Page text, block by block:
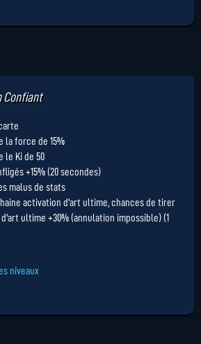
Confiant
la force de 15%
le Ki de 50
+15% (20 secondes)
malus de stats
activation d'art ultime, chances de tirer
ultime +30% (annulation impossible) (1
niveaux